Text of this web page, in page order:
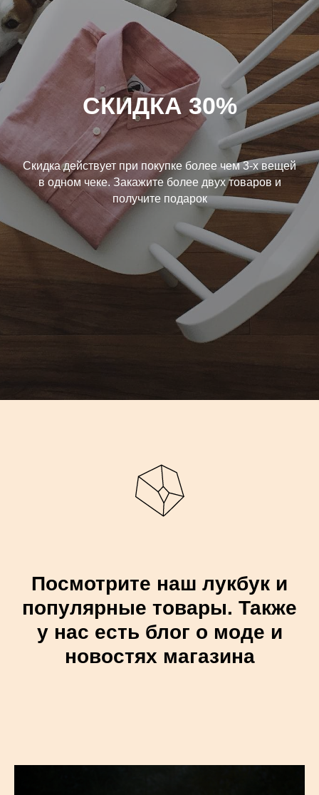
СКИДКА 30%
Скидка действует при покупке более чем 3-х вещей
в одном чеке. Закажите более двух товаров и
получите подарок
Посмотрите наш лукбук и
популярные товары. Также
у нас есть блог о моде и
новостях магазина